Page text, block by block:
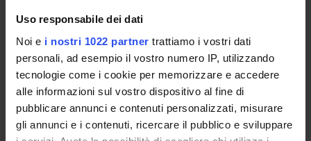
Uso responsabile dei dati
Noi e i nostri 1022 partner trattiamo i vostri dati
personali, ad esempio il vostro numero IP, utilizzando
tecnologie come i cookie per memorizzare e accedere
alle informazioni sul vostro dispositivo al fine di
pubblicare annunci e contenuti personalizzati, misurare
gli annunci e i contenuti, ricercare il pubblico e sviluppare
STUDENT ADMINISTRATION OFFICES
DEPARTMENT FACILITIES
LIBRARIES
CENTRES